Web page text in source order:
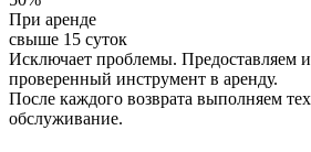
При аренде
свыше 15 суток
Исключает проблемы. Предоставляем
проверенный инструмент в аренду.
После каждого возврата выполняем
обслуживание.